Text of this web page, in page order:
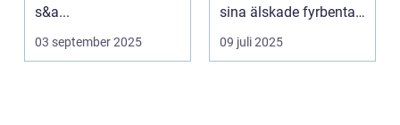
s&a...
03 september 2025
sina älskade fyrbenta
v&...
09 juli 2025